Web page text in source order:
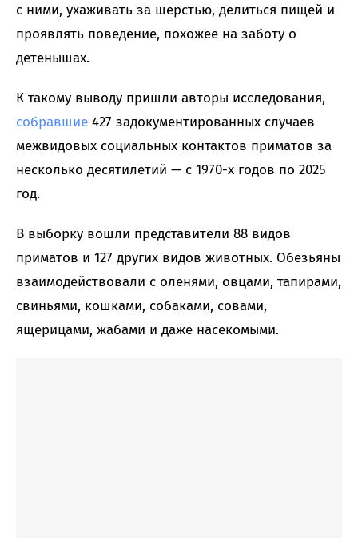
с ними, ухаживать за шерстью, делиться пищей и
проявлять поведение, похожее на заботу о
детенышах.
К такому выводу пришли авторы исследования,
собравшие 427 задокументированных случаев
межвидовых социальных контактов приматов за
несколько десятилетий — с 1970-х годов по 2025
год.
В выборку вошли представители 88 видов
приматов и 127 других видов животных. Обезьяны
взаимодействовали с оленями, овцами, тапирами,
свиньями, кошками, собаками, совами,
ящерицами, жабами и даже насекомыми.